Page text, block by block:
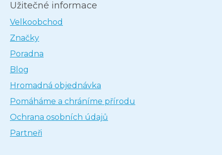
Užitečné informace
Velkoobchod
Značky
Poradna
Blog
Hromadná objednávka
Pomáháme a chráníme přírodu
Ochrana osobních údajů
Partneři